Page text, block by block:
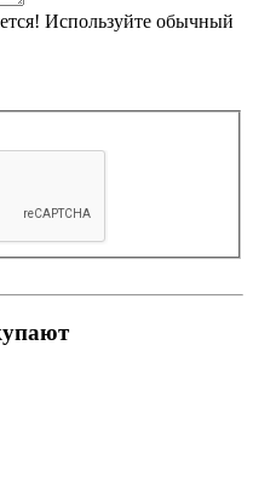
Используйте обычный